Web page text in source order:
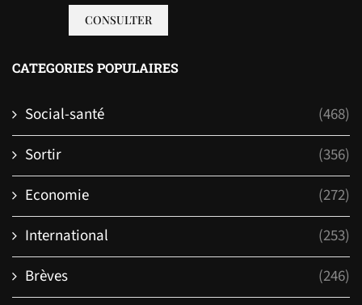
CONSULTER
CATEGORIES POPULAIRES
Social-santé
(468)
Sortir
(356)
Economie
(272)
International
(253)
Brèves
(246)